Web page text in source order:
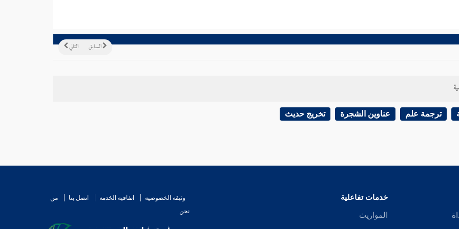
التالي السابق
ترجمة علم عناوين الشجرة تخريج حديث
خدمات تفاعلية
المواريث
وثيقة الخصوصية اتفاقية الخدمة اتصل بنا
من
نحن